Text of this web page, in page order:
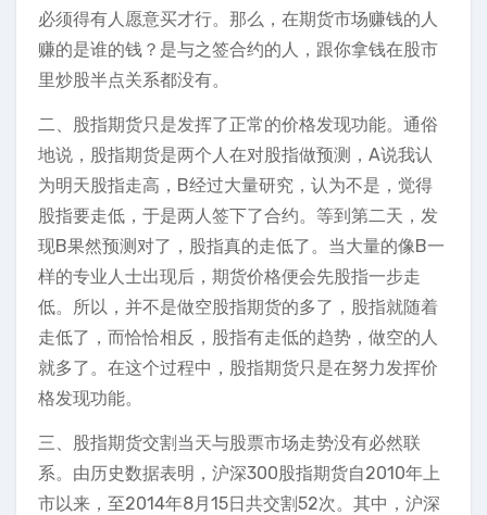
必须得有人愿意买才行。那么，在期货市场赚钱的人
赚的是谁的钱？是与之签合约的人，跟你拿钱在股市
里炒股半点关系都没有。
二、股指期货只是发挥了正常的价格发现功能。通俗
地说，股指期货是两个人在对股指做预测，A说我认
为明天股指走高，B经过大量研究，认为不是，觉得
股指要走低，于是两人签下了合约。等到第二天，发
现B果然预测对了，股指真的走低了。当大量的像B一
样的专业人士出现后，期货价格便会先股指一步走
低。所以，并不是做空股指期货的多了，股指就随着
走低了，而恰恰相反，股指有走低的趋势，做空的人
就多了。在这个过程中，股指期货只是在努力发挥价
格发现功能。
三、股指期货交割当天与股票市场走势没有必然联
系。由历史数据表明，沪深300股指期货自2010年上
市以来，至2014年8月15日共交割52次。其中，沪深